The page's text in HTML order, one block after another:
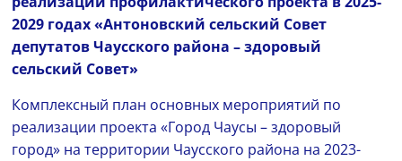
2029 годах «Антоновский сельский Совет
депутатов Чаусского района – здоровый
сельский Совет»
Комплексный план основных мероприятий по
реализации проекта «Город Чаусы – здоровый
город» на территории Чаусского района на 2023-